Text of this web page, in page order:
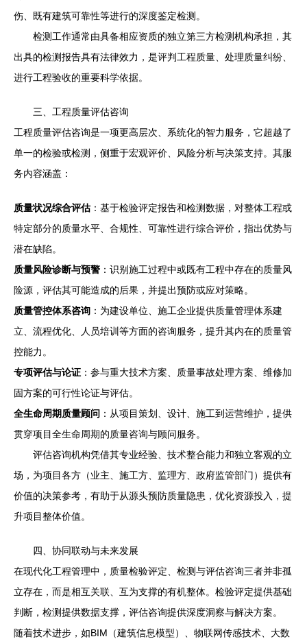
伤、既有建筑可靠性等进行的深度鉴定检测。
检测工作通常由具备相应资质的独立第三方检测机构承担，其
出具的检测报告具有法律效力，是评判工程质量、处理质量纠纷、
进行工程验收的重要科学依据。
三、工程质量评估咨询
工程质量评估咨询是一项更高层次、系统化的智力服务，它超越了
单一的检验或检测，侧重于宏观评价、风险分析与决策支持。其服
务内容涵盖：
质量状况综合评估：基于检验评定报告和检测数据，对整体工程或
特定部分的质量水平、合规性、可靠性进行综合评价，指出优势与
潜在缺陷。
质量风险诊断与预警 ：识别施工过程中或既有工程中存在的质量风
险源，评估其可能造成的后果，并提出预防或应对策略。
质量管控体系咨询 ：为建设单位、施工企业提供质量管理体系建
立、流程优化、人员培训等方面的咨询服务，提升其内在的质量管
控能力。
专项评估与论证 ：参与重大技术方案、质量事故处理方案、维修加
固方案的可行性论证与评估。
全生命周期质量顾问 ：从项目策划、设计、施工到运营维护，提供
贯穿项目全生命周期的质量咨询与顾问服务。
评估咨询机构凭借其专业经验、技术整合能力和独立客观的立
场，为项目各方（业主、施工方、监理方、政府监管部门）提供有
价值的决策参考，有助于从源头预防质量隐患，优化资源投入，提
升项目整体价值。
四、协同联动与未来发展
在现代化工程管理中，质量检验评定、检测与评估咨询三者并非孤
立存在，而是相互关联、互为支撑的有机整体。检验评定提供基础
判断，检测提供数据支撑，评估咨询提供深度洞察与解决方案。
随着技术进步，如BIM（建筑信息模型）、物联网传感技术、大数